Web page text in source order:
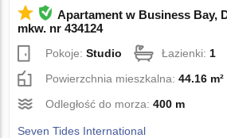
Apartament w Business Bay,
mkw. nr 434124
Pokoje:Studio Łazienki: 1
Powierzchnia mieszkalna:44.16 m²
Odległość do morza:400 m
Seven Tides International